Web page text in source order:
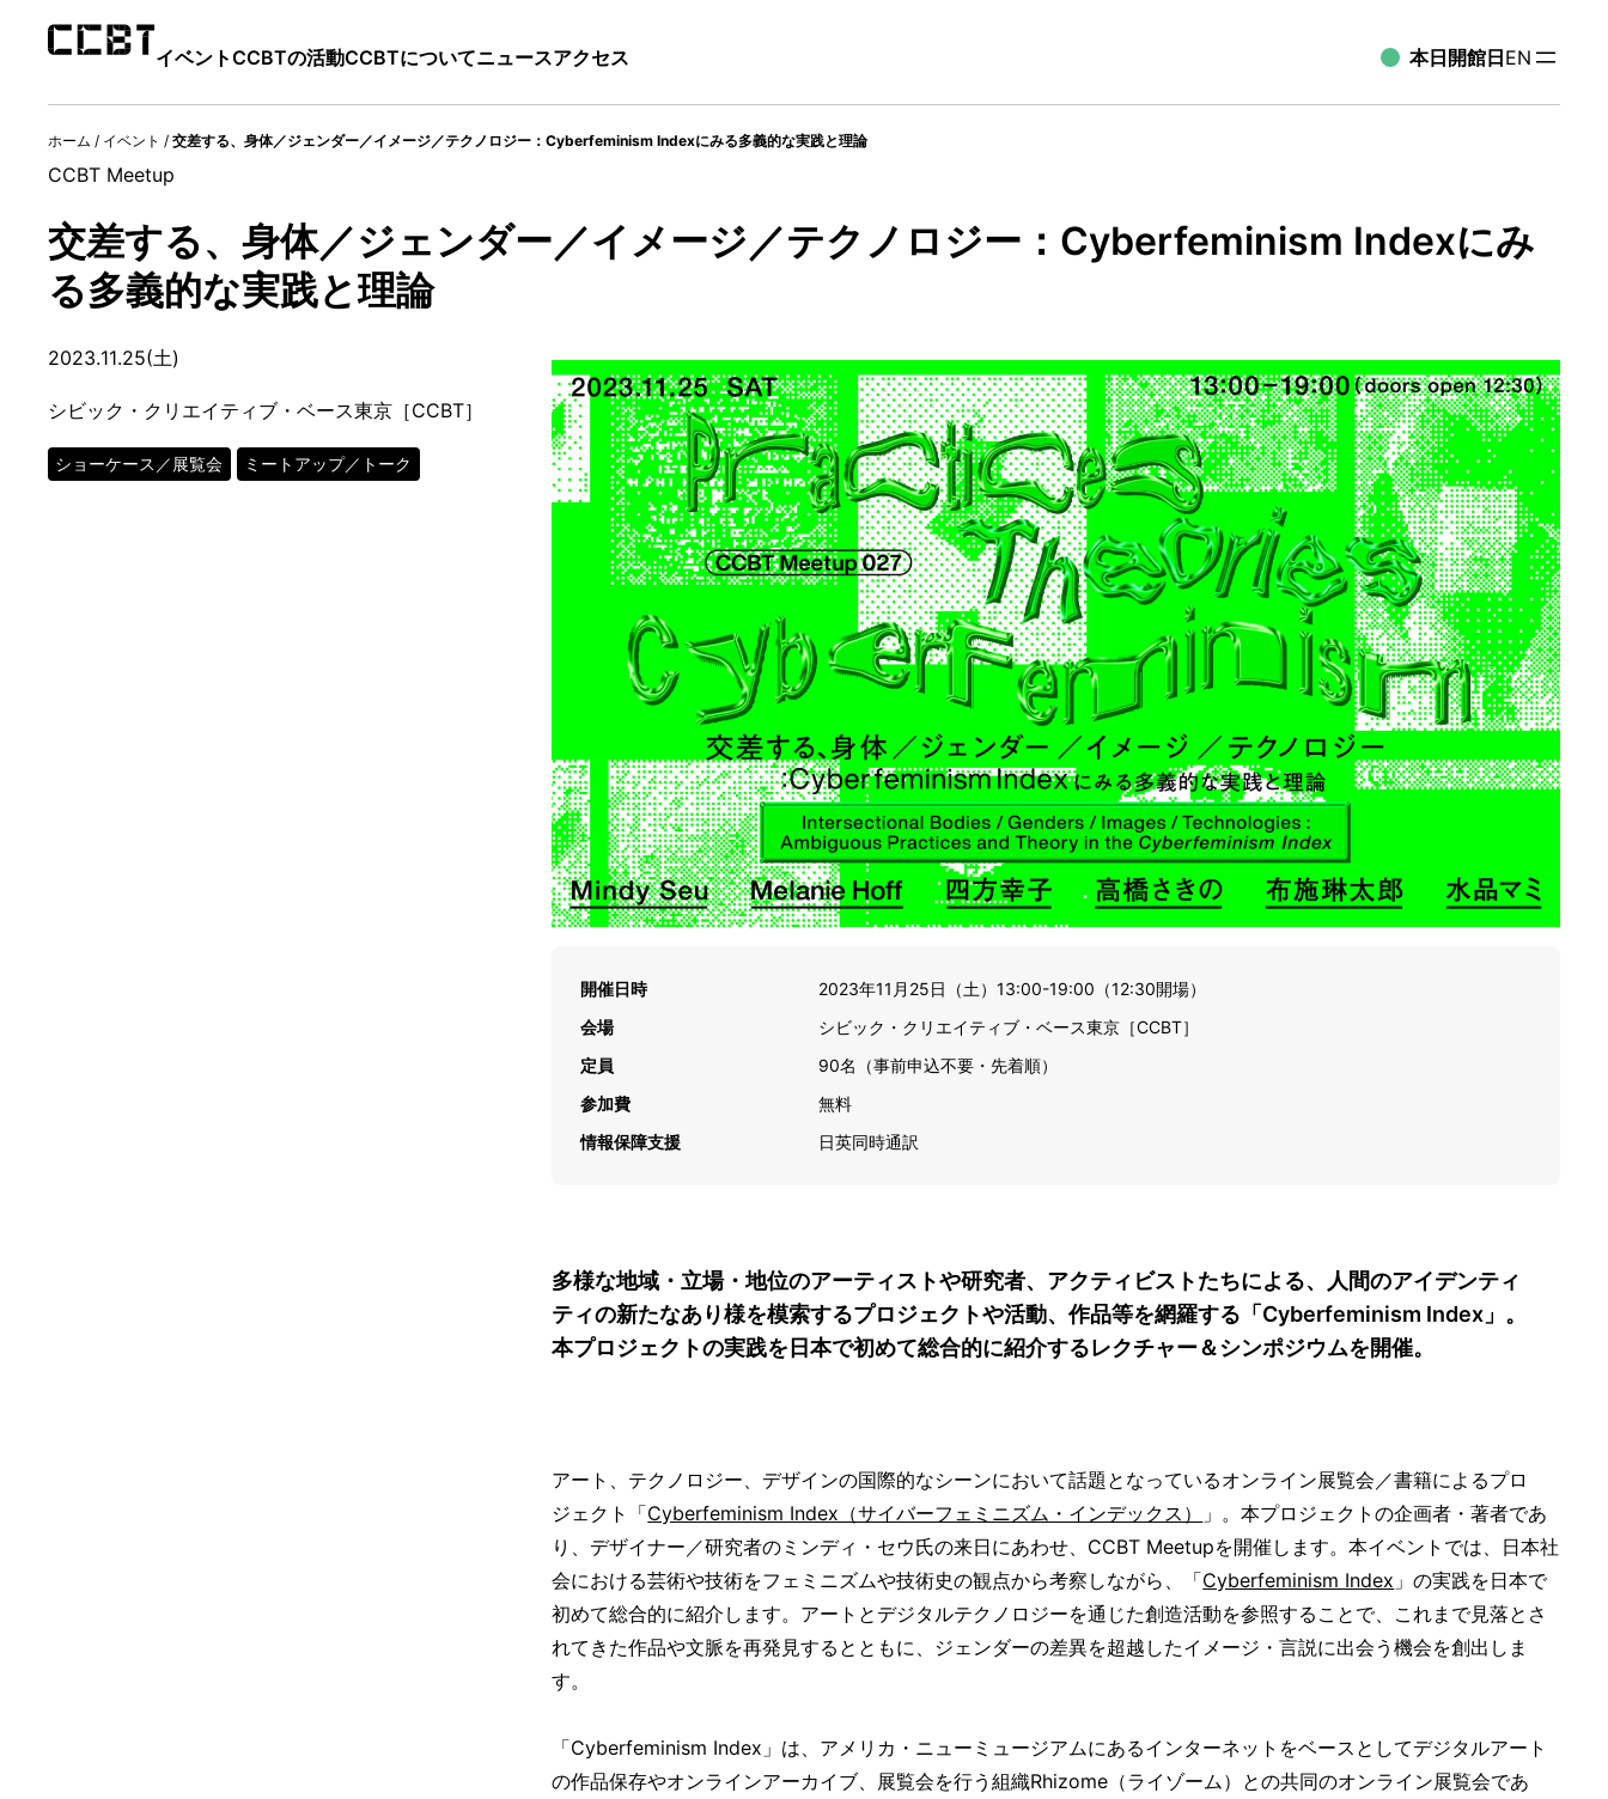
本日開館日EN
イベントCCBTの活動CCBTについてニュースアクセス
ホーム / イベント / 交差する、身体／ジェンダー／イメージ／テクノロジー：Cyberfeminism Indexにみる多義的な実践と理論
CCBT Meetup
交差する、身体／ジェンダー／イメージ／テクノロジー：Cyberfeminism Indexにみ
る多義的な実践と理論
2023.11.25(土)
シビック・クリエイティブ・ベース東京［CCBT］
ショーケース／展覧会 ミートアップ／トーク
開催日時
2023年11月25日（土）13:00-19:00（12:30開場）
会場
シビック・クリエイティブ・ベース東京［CCBT］
定員
90名（事前申込不要・先着順）
参加費
無料
情報保障支援
日英同時通訳
多様な地域・立場・地位のアーティストや研究者、アクティビストたちによる、人間のアイデンティ
ティの新たなあり様を模索するプロジェクトや活動、作品等を網羅する「Cyberfeminism Index」。
本プロジェクトの実践を日本で初めて総合的に紹介するレクチャー＆シンポジウムを開催。
アート、テクノロジー、デザインの国際的なシーンにおいて話題となっているオンライン展覧会／書籍によるプロ
ジェクト「Cyberfeminism Index（サイバーフェミニズム・インデックス）
」。本プロジェクトの企画者・著者であ
り、デザイナー／研究者のミンディ・セウ氏の来日にあわせ、CCBT Meetupを開催します。本イベントでは、日本社
会における芸術や技術をフェミニズムや技術史の観点から考察しながら、「Cyberfeminism Index 」の実践を日本で
初めて総合的に紹介します。アートとデジタルテクノロジーを通じた創造活動を参照することで、これまで見落とさ
れてきた作品や文脈を再発見するとともに、ジェンダーの差異を超越したイメージ・言説に出会う機会を創出しま
す。
「Cyberfeminism Index」は、アメリカ・ニューミュージアムにあるインターネットをベースとしてデジタルアート
の作品保存やオンラインアーカイブ、展覧会を行う組織Rhizome（ライゾーム）との共同のオンライン展覧会であ